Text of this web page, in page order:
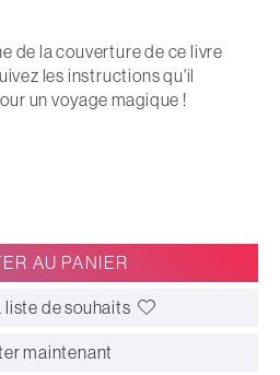
de la couverture de ce livre
les instructions qu'il
un voyage magique !
AU PANIER
liste de souhaits
maintenant